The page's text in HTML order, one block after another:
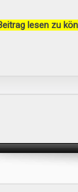
lesen zu